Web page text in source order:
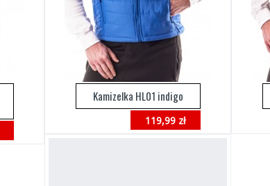
Kamizelka HL01 indigo
119,99 zł